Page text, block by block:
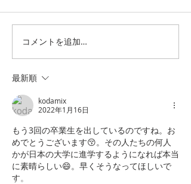
日本の7月の風物詩！七夕
の授業を実施しました
コメントを追加…
最新順
kodamix
2022年1月16日
もう3回の卒業生を出しているのですね。お
めでとうございます😚。その人たちの何人
かが日本の大学に進学するようになれば本当
に素晴らしい😄。早くそうなってほしいで
す。